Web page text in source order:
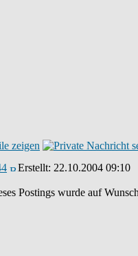
Erstellt: 22.10.2004 09:10
Postings wurde auf